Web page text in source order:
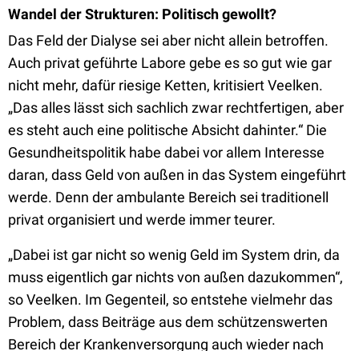
Wandel der Strukturen: Politisch gewollt?
Das Feld der Dialyse sei aber nicht allein betroffen.
Auch privat geführte Labore gebe es so gut wie gar
nicht mehr, dafür riesige Ketten, kritisiert Veelken.
„Das alles lässt sich sachlich zwar rechtfertigen, aber
es steht auch eine politische Absicht dahinter.“ Die
Gesundheitspolitik habe dabei vor allem Interesse
daran, dass Geld von außen in das System eingeführt
werde. Denn der ambulante Bereich sei traditionell
privat organisiert und werde immer teurer.
„Dabei ist gar nicht so wenig Geld im System drin, da
muss eigentlich gar nichts von außen dazukommen“,
so Veelken. Im Gegenteil, so entstehe vielmehr das
Problem, dass Beiträge aus dem schützenswerten
Bereich der Krankenversorgung auch wieder nach